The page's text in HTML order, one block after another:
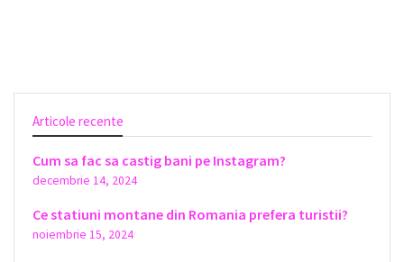
Articole recente
Cum sa fac sa castig bani pe Instagram?
decembrie 14, 2024
Ce statiuni montane din Romania prefera turistii?
noiembrie 15, 2024